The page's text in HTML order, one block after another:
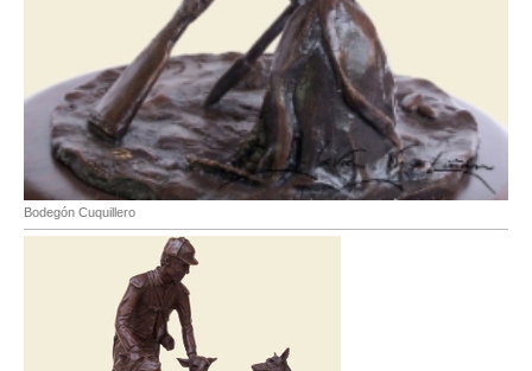
Bodegón Cuquillero